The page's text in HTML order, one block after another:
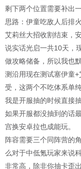
剩下两个位置需要补出
思路：伊童吃敌人后排
艾莉丝大招收割结束，
说实话光启一共10天，
做攻略储备，所以我也
测沿用现在测试塞伊童
受，这两个不吃体系单
我是开服抽的时候直接
如果开服都没抽到的话
宫换安卓拉也成能玩。
阵容需要三个同阵营的
么对于中低氪玩家来说
非常高，除非你抽卡歪